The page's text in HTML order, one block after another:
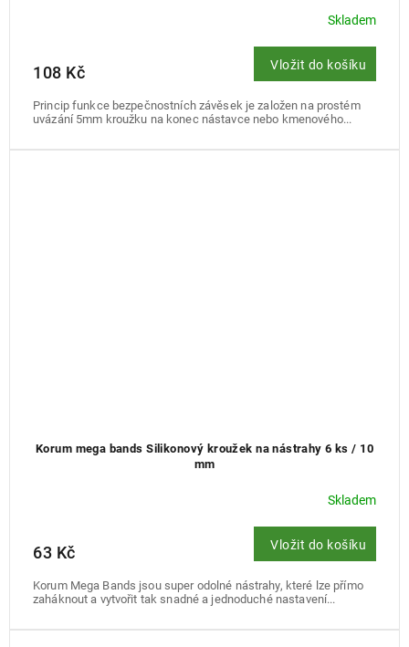
Skladem
108 Kč Vložit do košíku
Princip funkce bezpečnostních závěsek je založen na prostém
uvázání 5mm kroužku na konec nástavce nebo kmenového...
Korum mega bands Silikonový kroužek na nástrahy 6 ks / 10
mm
Skladem
63 Kč Vložit do košíku
Korum Mega Bands jsou super odolné nástrahy, které lze přímo
zaháknout a vytvořit tak snadné a jednoduché nastavení...